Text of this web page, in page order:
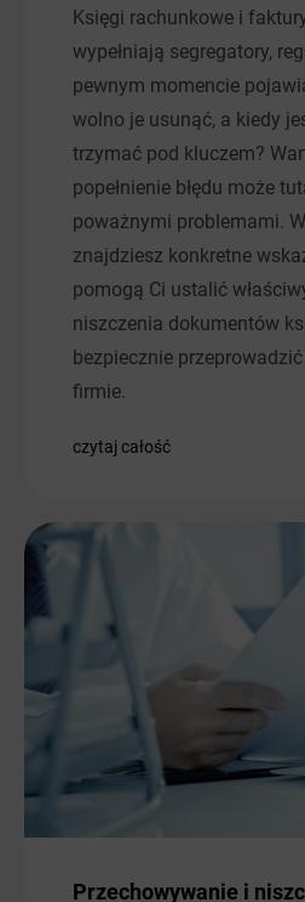
Księgi rachunkowe i
wypełniają segregatory,
pewnym momencie
wolno je usunąć, a kiedy
trzymać pod kluczem?
popełnienie błędu może
poważnymi problemami.
znajdziesz konkretne
pomogą Ci ustalić
niszczenia dokumentów
bezpiecznie
firmie.
czytaj całość
Przechowywanie i